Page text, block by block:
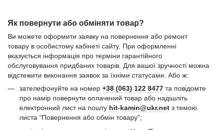
Як повернути або обміняти товар?
Ви можете оформити заявку на повернення або ремонт
товару в особистому кабінеті сайту. При оформленні
вказується інформація про терміни гарантійного
обслуговування придбаних товарів. Для вашої зручності можна
відстежити виконання заявок за їхніми статусами. Або ж:
зателефонуйте на номер +38 (063) 122 8477 та повідомте
про намір повернути оплачений товар або надішліть
електронний лист на пошту hit-kamin@ukr.net з темою
листа "Повернення або обмін товару";